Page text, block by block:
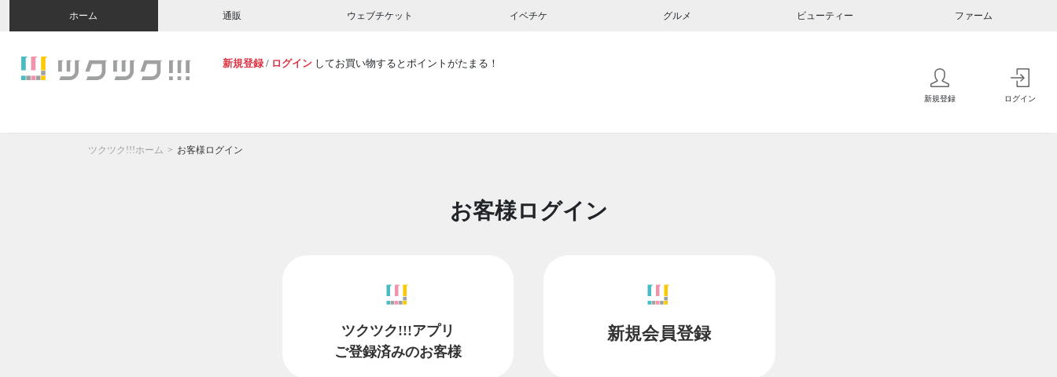
ホーム 通販 ウェブチケット イベチケ グルメ ビューティー ファーム
新規登録 / ログイン してお買い物するとポイントがたまる！
新規登録 ログイン
ツクツク!!!ホーム お客様ログイン
お客様ログイン
ツクツク!!!アプリ
ご登録済みのお客様
新規会員登録